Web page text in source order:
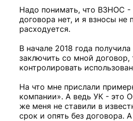
Надо понимать, что ВЗНОС -
договора нет, и я взносы не
расходуется.
В начале 2018 года
заключить со мной
контролировать
На что мне прислали
компании». А ведь УК - это
же меня не ставили в
срок и опять без договора.